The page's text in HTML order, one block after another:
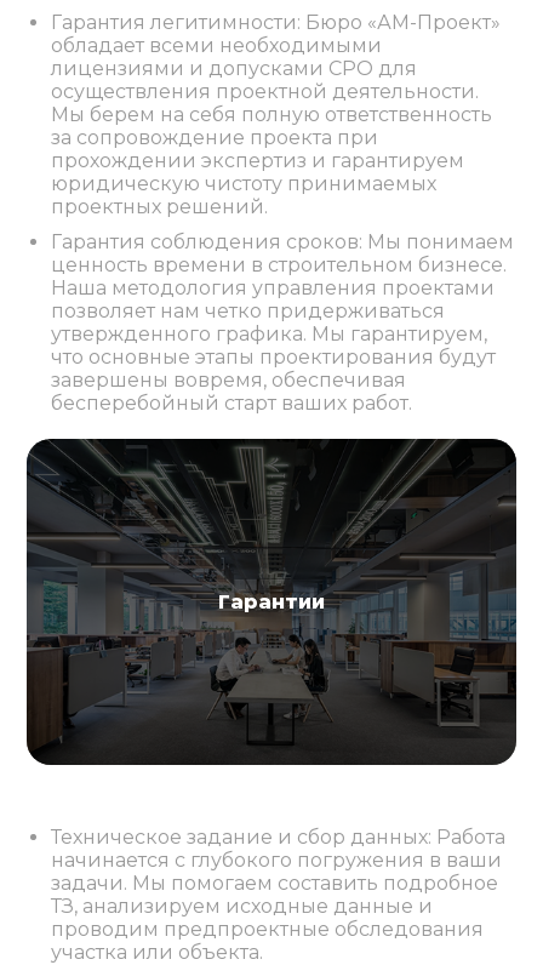
Гарантия легитимности: Бюро «АМ-Проект»
обладает всеми необходимыми
лицензиями и допусками СРО для
осуществления проектной деятельности.
Мы берем на себя полную ответственность
за сопровождение проекта при
прохождении экспертиз и гарантируем
юридическую чистоту принимаемых
проектных решений.
Гарантия соблюдения сроков: Мы понимаем
ценность времени в строительном бизнесе.
Наша методология управления проектами
позволяет нам четко придерживаться
утвержденного графика. Мы гарантируем,
что основные этапы проектирования будут
завершены вовремя, обеспечивая
бесперебойный старт ваших работ.
Гарантии
Техническое задание и сбор данных: Работа
начинается с глубокого погружения в ваши
задачи. Мы помогаем составить подробное
ТЗ, анализируем исходные данные и
проводим предпроектные обследования
участка или объекта.